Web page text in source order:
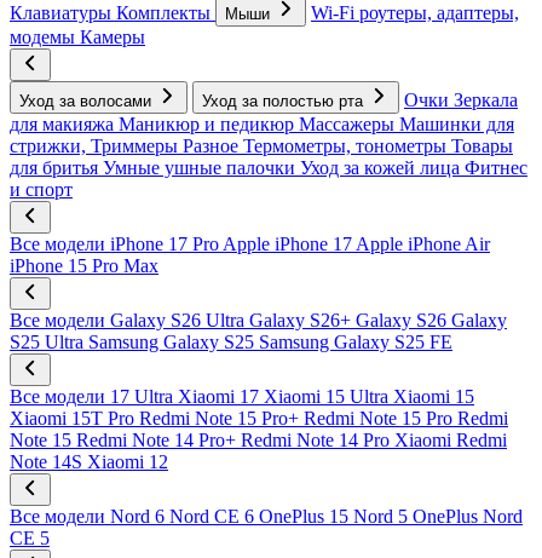
Клавиатуры Комплекты Мыши
Wi-Fi роутеры, адаптеры,
модемы Камеры
Уход за волосами Уход за полостью рта Очки Зеркала
для макияжа Маникюр и педикюр Массажеры Машинки для
стрижки, Триммеры Разное Термометры, тонометры Товары
для бритья Умные ушные палочки Уход за кожей лица Фитнес
и спорт
Все модели iPhone 17 Pro Apple iPhone 17 Apple iPhone Air
iPhone 15 Pro Max
Все модели Galaxy S26 Ultra Galaxy S26+ Galaxy S26 Galaxy
S25 Ultra Samsung Galaxy S25 Samsung Galaxy S25 FE
Все модели 17 Ultra Xiaomi 17 Xiaomi 15 Ultra Xiaomi 15
Xiaomi 15T Pro Redmi Note 15 Pro+ Redmi Note 15 Pro Redmi
Note 15 Redmi Note 14 Pro+ Redmi Note 14 Pro Xiaomi Redmi
Note 14S Xiaomi 12
Все модели Nord 6 Nord CE 6 OnePlus 15 Nord 5 OnePlus Nord
CE 5